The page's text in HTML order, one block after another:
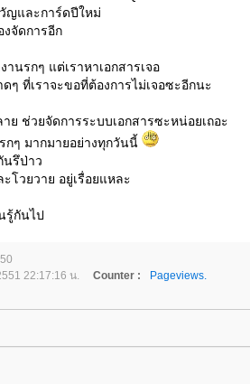
ญและการ์ดปีใหม่
งจัดการอีก
นรกๆ แต่เราหาเอกสารเจอ
ๆ ที่เราจะขอที่ต้องการไม่เจอซะอีกนะ
ย ช่วยจัดการระบบเอกสารซะหน่อยเถอะ
กๆ มากมายอย่างทุกวันนี้
นรึป่าว
ะโวยวาย อยู่เรื่อยแหละ
รู้กันไป
22:17:16 น. Counter :
Pageviews.